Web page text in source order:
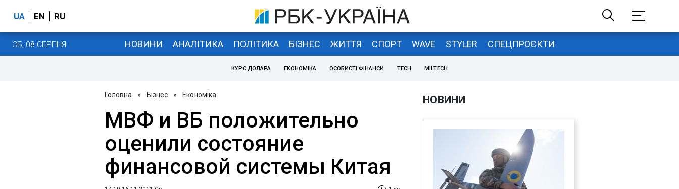
UA EN RU
СБ, 08 СЕРПНЯ НОВИНИ АНАЛІТИКА ПОЛІТИКА БІЗНЕС ЖИТТЯ СПОРТ WAVE STYLER СПЕЦПРОЄКТИ
КУРС ДОЛАРА ЕКОНОМІКА ОСОБИСТІ ФІНАНСИ TECH MILTECH
Головна » Бізнес » Економіка
МВФ и ВБ положительно
оценили состояние
финансовой системы Китая
НОВИНИ